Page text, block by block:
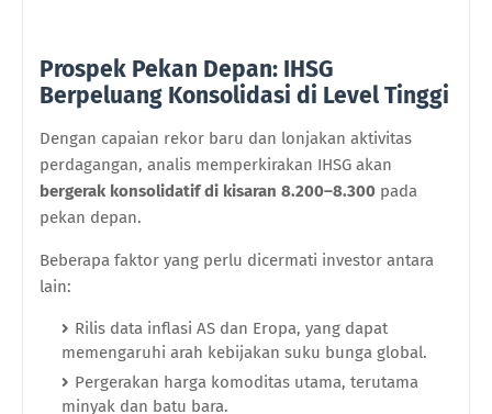
Prospek Pekan Depan: IHSG
Berpeluang Konsolidasi di Level Tinggi
Dengan capaian rekor baru dan lonjakan aktivitas
perdagangan, analis memperkirakan IHSG akan
bergerak konsolidatif di kisaran 8.200–8.300 pada
pekan depan.
Beberapa faktor yang perlu dicermati investor antara
lain:
Rilis data inflasi AS dan Eropa, yang dapat
memengaruhi arah kebijakan suku bunga global.
Pergerakan harga komoditas utama, terutama
minyak dan batu bara.